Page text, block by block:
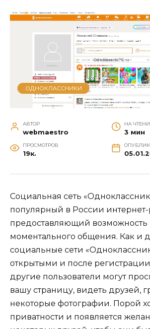
ОДНОКЛАССНИКИ
АВТОР
webmaestro
НА
3 мин
ПРОСМОТРОВ
19к.
Социальная сеть
популярный в России интернет-
предоставляющий возможность
моментального общения. Как и
социальные сети
открытыми и после регистрации
другие пользователи могут
вашу страницу, видеть друзей,
некоторые фотографии. Порой
приватности и появляется